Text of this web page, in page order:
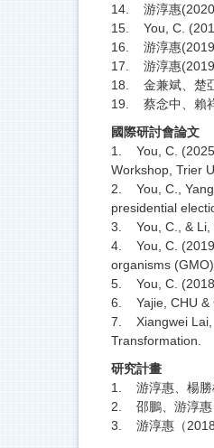
14. 游淳惠(2020)
15. You, C.
16. 游淳惠(2019)
17. 游淳惠(2019)
18. 金兼斌、楚亞
19. 蔡念中、賴
國際研討會論文
1. You, C.
Workshop, Trier
2. You, C.,
presidential
3. You, C., & Li,
4. You, C.
organisms
5. You, C.
6. Yajie, CHU &
7. Xiangwei Lai,
Transformation.
研究計畫
1. 游淳惠、楊勝
2. 邵鵬、游淳惠
3. 游淳惠（2018